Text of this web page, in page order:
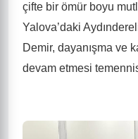
çifte bir ömür boyu
Yalova’daki
Demir, dayanışma ve
devam etmesi